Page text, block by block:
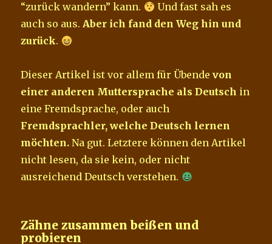
“zurück wandern” kann.
Und fast sah es
auch so aus. Aber ich fand den Weg hin und
zurück.
Dieser Artikel ist vor allem für Übendevon
einer anderen Muttersprache als Deutsch in
eine Fremdsprache, oder auch
Fremdsprachler, welche Deutsch lernen
möchten.Na gut. Letztere können den Artikel
nicht lesen, da sie kein, oder nicht
ausreichend Deutsch verstehen.
Zähne zusammen beißen und
probieren